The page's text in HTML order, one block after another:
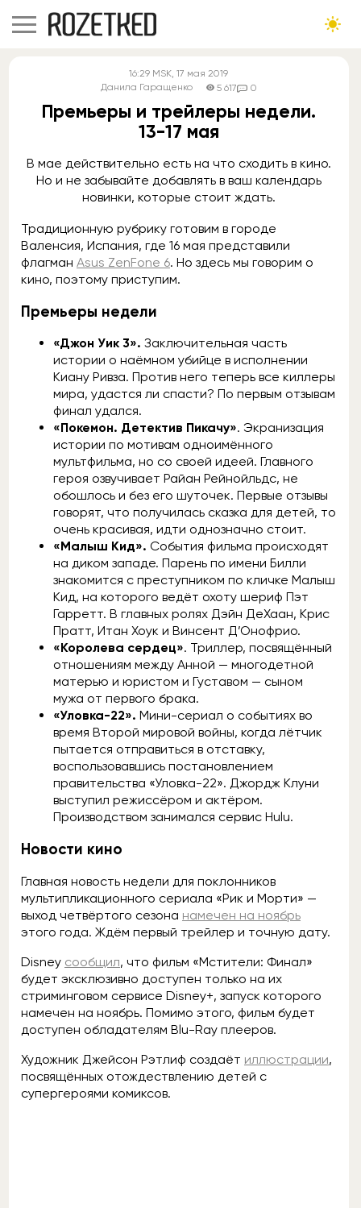
16:29 MSK, 17 мая 2019
Данила Гаращенко
5 617 0
Премьеры и трейлеры недели.
13-17 мая
В мае действительно есть на что сходить в кино.
Но и не забывайте добавлять в ваш календарь
новинки, которые стоит ждать.
Традиционную рубрику готовим в городе
Валенсия, Испания, где 16 мая представили
флагман Asus ZenFone 6. Но здесь мы говорим о
кино, поэтому приступим.
Премьеры недели
«Джон Уик 3». Заключительная часть
истории о наёмном убийце в исполнении
Киану Ривза. Против него теперь все киллеры
мира, удастся ли спасти? По первым отзывам
финал удался.
«Покемон. Детектив Пикачу». Экранизация
истории по мотивам одноимённого
мультфильма, но со своей идеей. Главного
героя озвучивает Райан Рейнойльдс, не
обошлось и без его шуточек. Первые отзывы
говорят, что получилась сказка для детей, то
очень красивая, идти однозначно стоит.
«Малыш Кид». События фильма происходят
на диком западе. Парень по имени Билли
знакомится с преступником по кличке Малыш
Кид, на которого ведёт охоту шериф Пэт
Гарретт. В главных ролях Дэйн ДеХаан, Крис
Пратт, Итан Хоук и Винсент Д’Онофрио.
«Королева сердец». Триллер, посвящённый
отношениям между Анной — многодетной
матерью и юристом и Густавом — сыном
мужа от первого брака.
«Уловка-22». Мини-сериал о событиях во
время Второй мировой войны, когда лётчик
пытается отправиться в отставку,
воспользовавшись постановлением
правительства «Уловка-22». Джордж Клуни
выступил режиссёром и актёром.
Производством занимался сервис Hulu.
Новости кино
Главная новость недели для поклонников
мультипликационного сериала «Рик и Морти» —
выход четвёртого сезона намечен на ноябрь
этого года. Ждём первый трейлер и точную дату.
Disney сообщил, что фильм «Мстители: Финал»
будет эксклюзивно доступен только на их
стриминговом сервисе Disney+, запуск которого
намечен на ноябрь. Помимо этого, фильм будет
доступен обладателям Blu-Rаy плееров.
Художник Джейсон Рэтлиф создаёт иллюстрации,
посвящённых отождествлению детей с
супергероями комиксов.